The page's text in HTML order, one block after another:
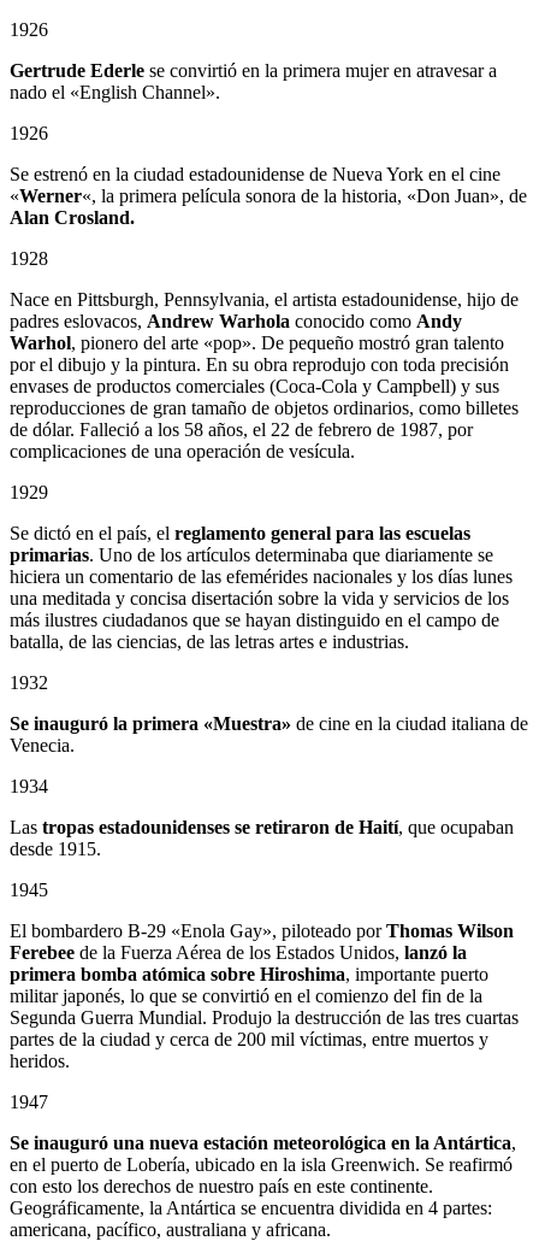
1926
Gertrude Ederle se convirtió en la primera mujer en atravesar a
nado el «English Channel».
1926
Se estrenó en la ciudad estadounidense de Nueva York en el cine
«Werner«, la primera película sonora de la historia, «Don Juan», de
Alan Crosland.
1928
Nace en Pittsburgh, Pennsylvania, el artista estadounidense, hijo de
padres eslovacos, Andrew Warhola conocido como Andy
Warhol, pionero del arte «pop». De pequeño mostró gran talento
por el dibujo y la pintura. En su obra reprodujo con toda precisión
envases de productos comerciales (Coca-Cola y Campbell) y sus
reproducciones de gran tamaño de objetos ordinarios, como billetes
de dólar. Falleció a los 58 años, el 22 de febrero de 1987, por
complicaciones de una operación de vesícula.
1929
Se dictó en el país, el reglamento general para las escuelas
primarias. Uno de los artículos determinaba que diariamente se
hiciera un comentario de las efemérides nacionales y los días lunes
una meditada y concisa disertación sobre la vida y servicios de los
más ilustres ciudadanos que se hayan distinguido en el campo de
batalla, de las ciencias, de las letras artes e industrias.
1932
Se inauguró la primera «Muestra» de cine en la ciudad italiana de
Venecia.
1934
Las tropas estadounidenses se retiraron de Haití, que ocupaban
desde 1915.
1945
El bombardero B-29 «Enola Gay», piloteado porThomas Wilson
Ferebee de la Fuerza Aérea de los Estados Unidos, lanzó la
primera bomba atómica sobre Hiroshima, importante puerto
militar japonés, lo que se convirtió en el comienzo del fin de la
Segunda Guerra Mundial. Produjo la destrucción de las tres cuartas
partes de la ciudad y cerca de 200 mil víctimas, entre muertos y
heridos.
1947
Se inauguró una nueva estación meteorológica en la Antártica,
en el puerto de Lobería, ubicado en la isla Greenwich. Se reafirmó
con esto los derechos de nuestro país en este continente.
Geográficamente, la Antártica se encuentra dividida en 4 partes:
americana, pacífico, australiana y africana.